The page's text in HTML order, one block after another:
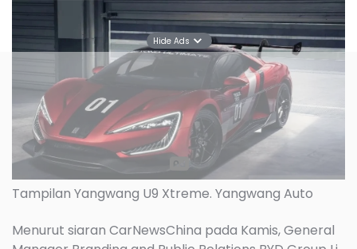
Tampilan Yangwang U9 Xtreme. Yangwang Auto
Menurut siaran CarNewsChina pada Kamis, General
Hide Ads